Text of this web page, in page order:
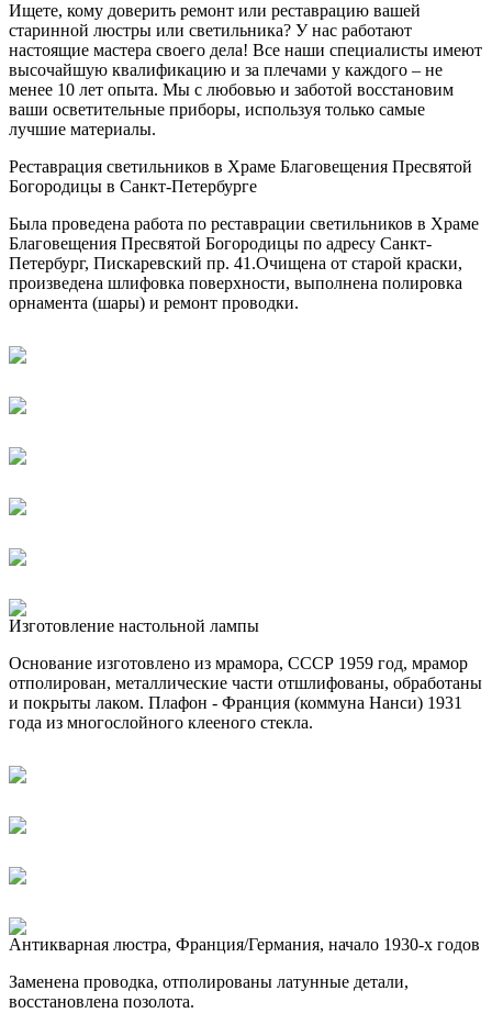
Ищете, кому доверить ремонт или реставрацию вашей
старинной люстры или светильника? У нас работают
настоящие мастера своего дела! Все наши специалисты имеют
высочайшую квалификацию и за плечами у каждого – не
менее 10 лет опыта. Мы с любовью и заботой восстановим
ваши осветительные приборы, используя только самые
лучшие материалы.
Реставрация светильников в Храме Благовещения Пресвятой
Богородицы в Санкт-Петербурге
Была проведена работа по реставрации светильников в Храме
Благовещения Пресвятой Богородицы по адресу Санкт-
Петербург, Пискаревский пр. 41.Очищена от старой краски,
произведена шлифовка поверхности, выполнена полировка
орнамента (шары) и ремонт проводки.
Изготовление настольной лампы
Основание изготовлено из мрамора, СССР 1959 год, мрамор
отполирован, металлические части отшлифованы, обработаны
и покрыты лаком. Плафон - Франция (коммуна Нанси) 1931
года из многослойного клееного стекла.
Антикварная люстра, Франция/Германия, начало 1930-х годов
Заменена проводка, отполированы латунные детали,
восстановлена позолота.